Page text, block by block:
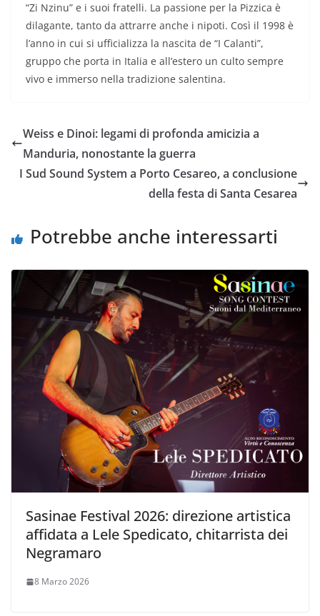
“Zi Nzinu” e i suoi fratelli. La passione per la Pizzica è
dilagante, tanto da attrarre anche i nipoti. Così il 1998 è
l’anno in cui si ufficializza la nascita de “I Calanti”,
gruppo che porta in Italia e all’estero un culto sempre
vivo e immerso nella tradizione salentina.
Weiss e Dinoi: legami di profonda amicizia a
Manduria, nonostante la guerra
I Sud Sound System a Porto Cesareo, a conclusione
della festa di Santa Cesarea
Potrebbe anche interessarti
Sasinae Festival 2026: direzione artistica
affidata a Lele Spedicato, chitarrista dei
Negramaro
8 Marzo 2026